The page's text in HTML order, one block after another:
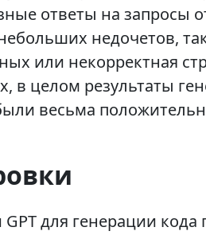
ответы на запросы
недочетов,
или некорректная
в целом результаты
весьма
для генерации кода